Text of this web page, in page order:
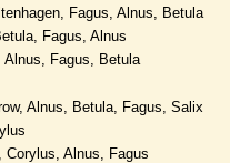
Fagus, Alnus, Betula
Fagus, Alnus
Fagus, Betula
Alnus, Betula, Fagus, Salix
Alnus, Fagus